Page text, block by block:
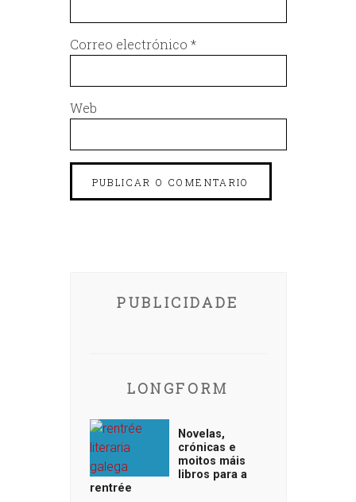
Correo electrónico *
Web
PUBLICIDADE
LONGFORM
Novelas,
crónicas e
moitos máis
libros para a
rentrée